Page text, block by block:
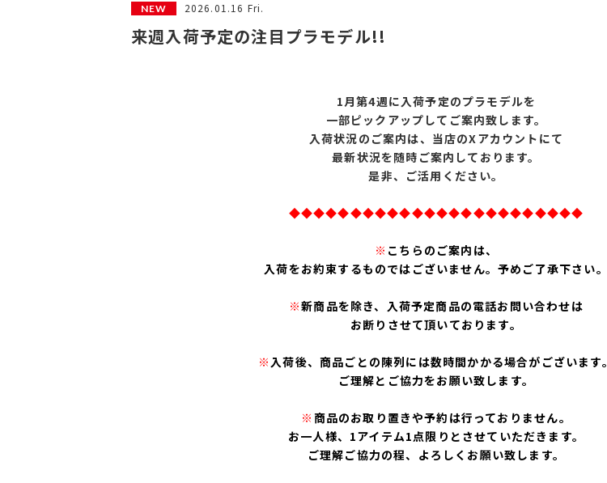
2026.01.16 Fri.
来週入荷予定の注目プラモデル!!
1月第4週に入荷予定のプラモデルを
一部ピックアップしてご案内致します。
入荷状況のご案内は、 当店のXアカウントにて
最新状況を随時ご案内しております。
是非、ご活用ください。
◆◆◆◆◆◆◆◆◆◆◆◆◆◆◆◆◆◆◆◆◆◆◆◆
※ こちらのご案内は、
入荷をお約束するものではございません。予めご了承下さい。
※新商品を除き、入荷予定商品の電話お問い合わせは
お断りさせて頂いております。
※入荷後、商品ごとの陳列には数時間かかる場合がございます。
ご理解とご協力をお願い致します。
※ 商品のお取り置きや予約は行っておりません。
お一人様、1アイテム1点限りとさせていただきます。
ご理解ご協力の程、よろしくお願い致します。